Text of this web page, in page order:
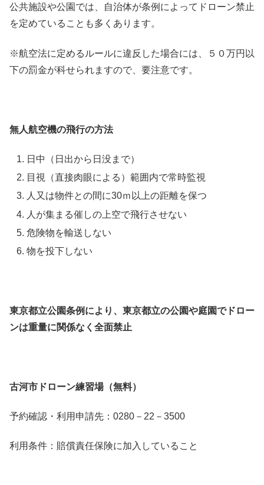
公共施設や公園では、自治体が条例によってドローン禁止
を定めていることも多くあります。
※航空法に定めるルールに違反した場合には、５０万円以
下の罰金が科せられますので、要注意です。
無人航空機の飛行の方法
日中（日出から日没まで）
目視（直接肉眼による）範囲内で常時監視
人又は物件との間に30ｍ以上の距離を保つ
人が集まる催しの上空で飛行させない
危険物を輸送しない
物を投下しない
東京都立公園条例により、東京都立の公園や庭園でドロー
ンは重量に関係なく全面禁止
古河市ドローン練習場（無料）
予約確認・利用申請先：0280－22－3500
利用条件：賠償責任保険に加入していること